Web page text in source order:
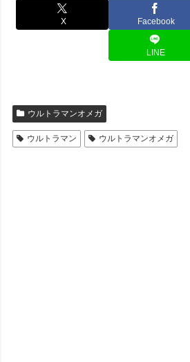
X Facebook
LINE
ウルトラマンオメガ
ウルトラマン ウルトラマンオメガ